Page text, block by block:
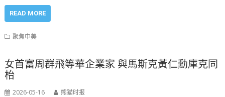
READ MORE
聚焦中美
女首富周群飛等華企業家 與馬斯克黃仁勳庫克同
枱
2026-05-16 熊猫时报